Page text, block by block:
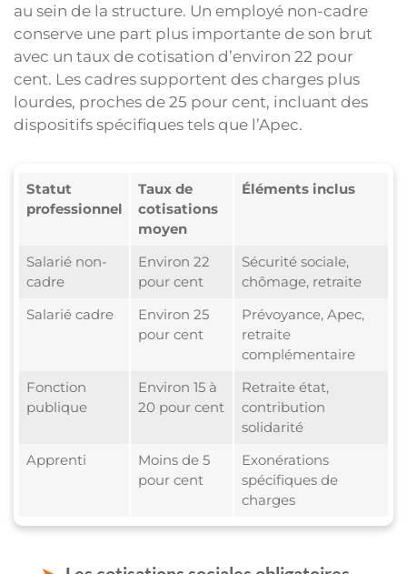
au sein de la structure. Un employé non-cadre
conserve une part plus importante de son brut
avec un taux de cotisation d’environ 22 pour
cent. Les cadres supportent des charges plus
lourdes, proches de 25 pour cent, incluant des
dispositifs spécifiques tels que l’Apec.
Statut
professionnel
Taux de
cotisations
moyen
Éléments inclus
Salarié non-
cadre
Environ 22
pour cent
Sécurité sociale,
chômage, retraite
Salarié cadre
Environ 25
pour cent
Prévoyance, Apec,
retraite
complémentaire
Fonction
publique
Environ 15 à
20 pour cent
Retraite état,
contribution
solidarité
Apprenti
Moins de 5
pour cent
Exonérations
spécifiques de
charges